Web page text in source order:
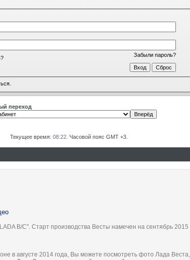
Забыли пароль?
переход
Текущее время: 08:22 . Часовой пояс GMT +3.
B/C". Старт производства Весты намечен на сентябрь 2015
в августе 2014 года, Вы можете посмотреть фото Лада Веста,